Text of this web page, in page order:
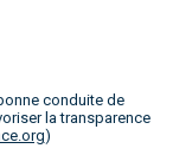
conduite de
la transparence
)